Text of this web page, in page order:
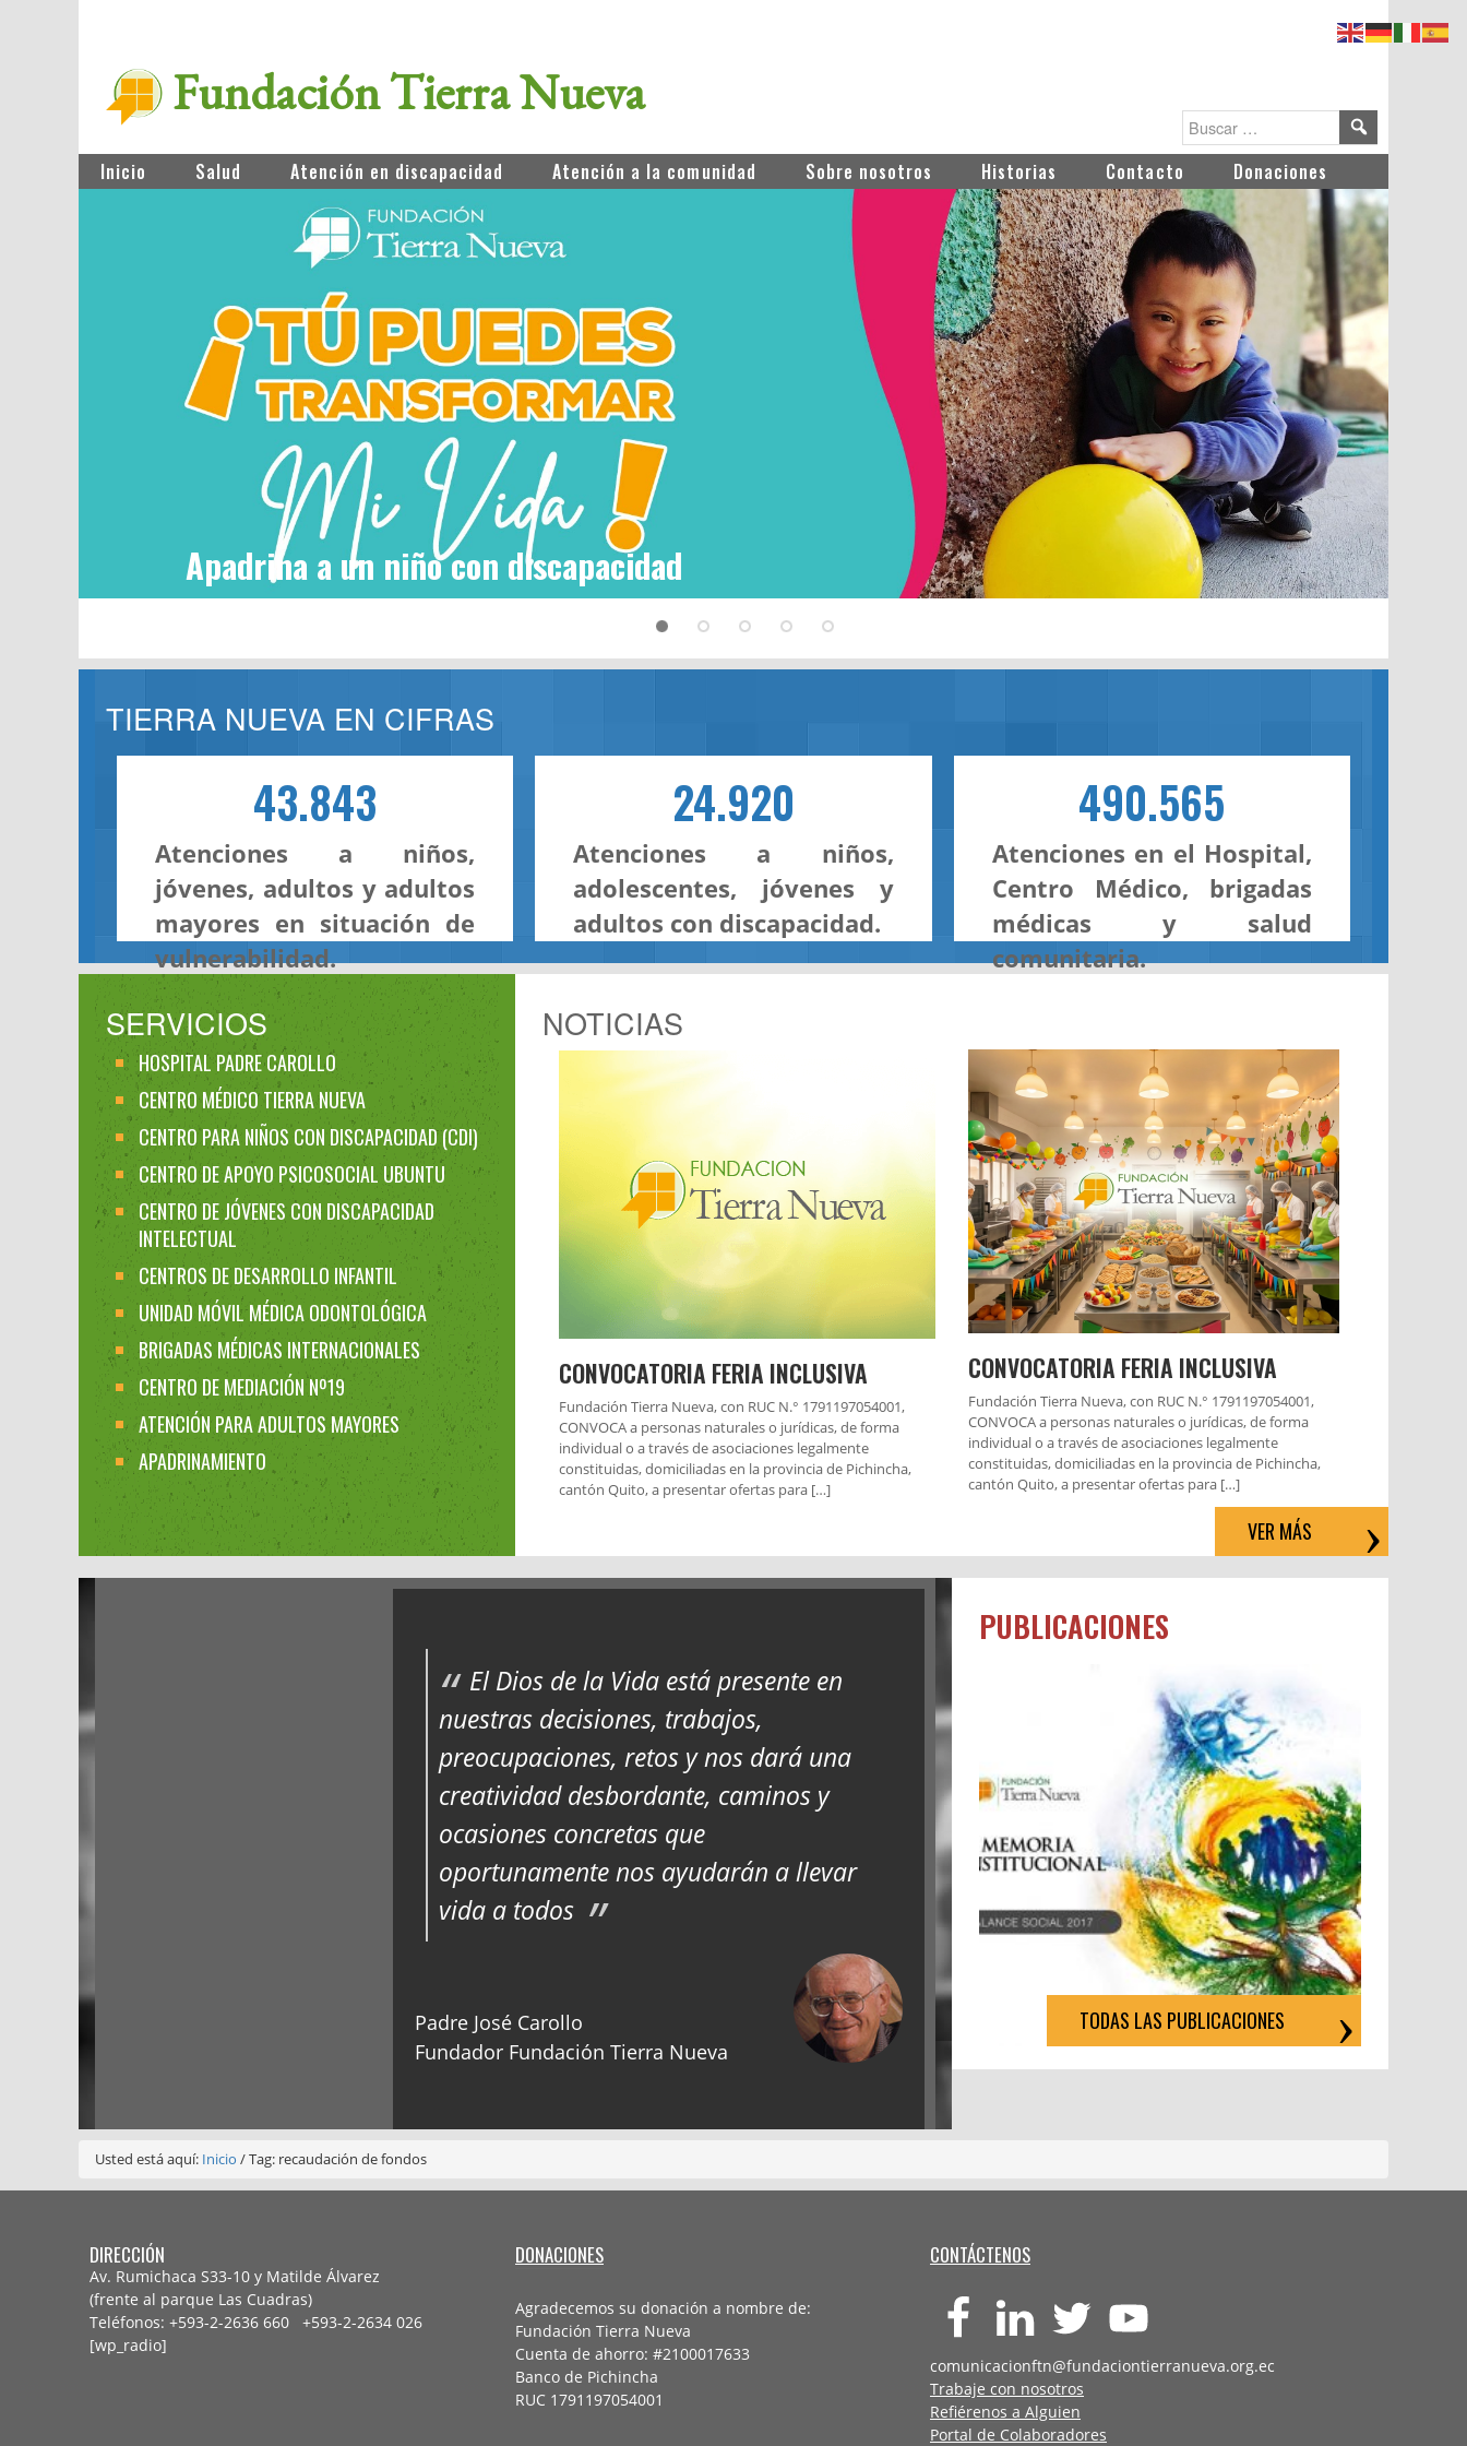
Fundación Tierra Nueva
Inicio Salud Atención en discapacidad Atención a la comunidad Sobre nosotros Historias Contacto Donaciones
Apadrina a un niño con discapacidad
TIERRA NUEVA EN CIFRAS
43.843
Atenciones a niños,
jóvenes, adultos y adultos
mayores en situación de
vulnerabilidad.
24.920
Atenciones a niños,
adolescentes, jóvenes y
adultos con discapacidad.
490.565
Atenciones en el Hospital,
Centro Médico, brigadas
médicas y salud
comunitaria.
SERVICIOS
HOSPITAL PADRE CAROLLO
CENTRO MÉDICO TIERRA NUEVA
CENTRO PARA NIÑOS CON DISCAPACIDAD (CDI)
CENTRO DE APOYO PSICOSOCIAL UBUNTU
CENTRO DE JÓVENES CON DISCAPACIDAD
INTELECTUAL
CENTROS DE DESARROLLO INFANTIL
UNIDAD MÓVIL MÉDICA ODONTOLÓGICA
BRIGADAS MÉDICAS INTERNACIONALES
CENTRO DE MEDIACIÓN Nº19
ATENCIÓN PARA ADULTOS MAYORES
APADRINAMIENTO
NOTICIAS
CONVOCATORIA FERIA INCLUSIVA
Fundación Tierra Nueva, con RUC N.° 1791197054001,
CONVOCA a personas naturales o jurídicas, de forma
individual o a través de asociaciones legalmente
constituidas, domiciliadas en la provincia de Pichincha,
cantón Quito, a presentar ofertas para […]
CONVOCATORIA FERIA INCLUSIVA
Fundación Tierra Nueva, con RUC N.° 1791197054001,
CONVOCA a personas naturales o jurídicas, de forma
individual o a través de asociaciones legalmente
constituidas, domiciliadas en la provincia de Pichincha,
cantón Quito, a presentar ofertas para […]
VER MÁS
El Dios de la Vida está presente en
nuestras decisiones, trabajos,
preocupaciones, retos y nos dará una
creatividad desbordante, caminos y
ocasiones concretas que
oportunamente nos ayudarán a llevar
vida a todos
Padre José Carollo
Fundador Fundación Tierra Nueva
PUBLICACIONES
TODAS LAS PUBLICACIONES
Usted está aquí: Inicio /Tag: recaudación de fondos
DIRECCIÓN
Av. Rumichaca S33-10 y Matilde Álvarez
(frente al parque Las Cuadras)
Teléfonos: +593-2-2636 660 +593-2-2634 026
[wp_radio]
DONACIONES
Agradecemos su donación a nombre de:
Fundación Tierra Nueva
Cuenta de ahorro: #2100017633
Banco de Pichincha
RUC 1791197054001
CONTÁCTENOS
comunicacionftn@fundaciontierranueva.org.ec
Trabaje con nosotros
Refiérenos a Alguien
Portal de Colaboradores